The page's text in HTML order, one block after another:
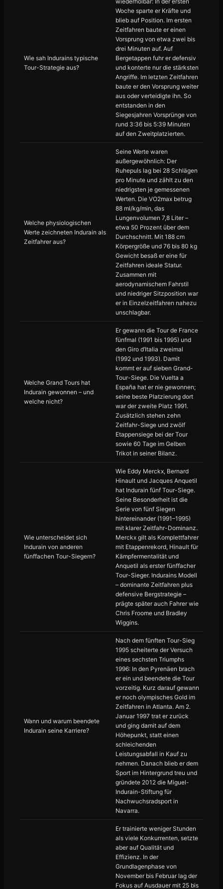
Wie sah Indurains typische
Tour-Strategie aus?
Woche sparte er Kräfte und
blieb auf Position. Im ersten
Zeitfahren baute er einen
Vorsprung von etwa zwei bis
drei Minuten auf. Auf
Bergetappen fuhr er defensiv
und konterte nur die stärksten
Angriffe. Im letzten Zeitfahren
baute er den Vorsprung weiter
aus oder verteidigte ihn. So
entstanden in den
Siegesjahren Vorsprünge von
rund 3:36 bis 5:39 Minuten
auf den Zweitplatzierten.
Welche physiologischen
Werte zeichneten Indurain als
Zeitfahrer aus?
Seine Werte waren
außergewöhnlich: Der
Ruhepuls lag bei 28 Schlägen
pro Minute und zählt zu den
niedrigsten je gemessenen
Werten. Die VO2max betrug
88 ml/kg/min, das
Lungenvolumen 7,8 Liter –
etwa 50 Prozent über dem
Durchschnitt. Mit 188 cm
Körpergröße und 76 bis 80 kg
Gewicht besaß er eine für
Zeitfahren ideale Statur.
Zusammen mit
aerodynamischem Fahrstil
und niedriger Sitzposition war
er in Einzelzeitfahren nahezu
unschlagbar.
Welche Grand Tours hat
Indurain gewonnen – und
welche nicht?
Er gewann die Tour de France
fünfmal (1991 bis 1995) und
den Giro d’Italia zweimal
(1992 und 1993). Damit
kommt er auf sieben Grand-
Tour-Siege. Die Vuelta a
España hat er nie gewonnen;
seine beste Platzierung dort
war der zweite Platz 1991.
Zusätzlich stehen zehn
Zeitfahr-Siege und zwölf
Etappensiege bei der Tour
sowie 60 Tage im Gelben
Trikot in seiner Bilanz.
Wie unterscheidet sich
Indurain von anderen
fünffachen Tour-Siegern?
Wie Eddy Merckx, Bernard
Hinault und Jacques Anquetil
hat Indurain fünf Tour-Siege.
Seine Besonderheit ist die
Serie von fünf Siegen
hintereinander (1991–1995)
mit klarer Zeitfahr-Dominanz.
Merckx gilt als Komplettfahrer
mit Etappenrekord, Hinault für
Kämpfermentalität und
Anquetil als erster fünffacher
Tour-Sieger. Indurains Modell
– dominante Zeitfahren plus
defensive Bergstrategie –
prägte später auch Fahrer wie
Chris Froome und Bradley
Wiggins.
Wann und warum beendete
Indurain seine Karriere?
Nach dem fünften Tour-Sieg
1995 scheiterte der Versuch
eines sechsten Triumphs
1996: In den Pyrenäen brach
er ein und beendete die Tour
vorzeitig. Kurz darauf gewann
er noch olympisches Gold im
Zeitfahren in Atlanta. Am 2.
Januar 1997 trat er zurück
und ging damit auf dem
Höhepunkt, statt einen
schleichenden
Leistungsabfall in Kauf zu
nehmen. Danach blieb er dem
Sport im Hintergrund treu und
gründete 2012 die Miguel-
Indurain-Stiftung für
Nachwuchsradsport in
Navarra.
Er trainierte weniger Stunden
als viele Konkurrenten, setzte
aber auf Qualität und
Effizienz. In der
Grundlagenphase von
November bis Februar lag der
Fokus auf Ausdauer mit 25 bis